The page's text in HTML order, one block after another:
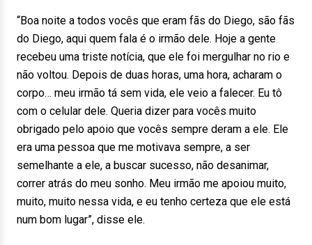
“Boa noite a todos vocês que eram fãs do Diego, são fãs
do Diego, aqui quem fala é o irmão dele. Hoje a gente
recebeu uma triste notícia, que ele foi mergulhar no rio e
não voltou. Depois de duas horas, uma hora, acharam o
corpo… meu irmão tá sem vida, ele veio a falecer. Eu tô
com o celular dele. Queria dizer para vocês muito
obrigado pelo apoio que vocês sempre deram a ele. Ele
era uma pessoa que me motivava sempre, a ser
semelhante a ele, a buscar sucesso, não desanimar,
correr atrás do meu sonho. Meu irmão me apoiou muito,
muito, muito nessa vida, e eu tenho certeza que ele está
num bom lugar”, disse ele.